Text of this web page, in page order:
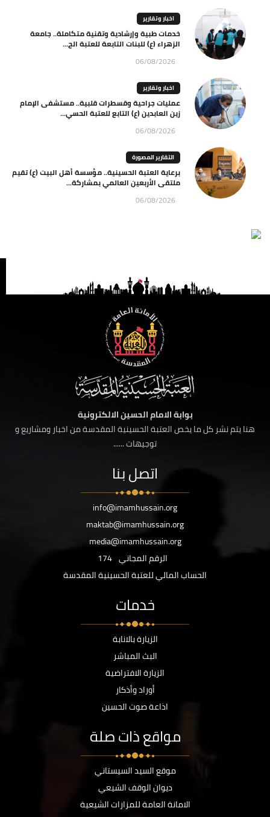
اخبار وتقارير
خدمات طبية وإرشادية وتقنية متكاملة.. جامعة
الزهراء (ع) للبنات التابعة للعتبة الح...
06/08/2026
اخبار وتقارير
عمليات جراحية وقسطرات قلبية.. مستشفى الإمام
زين العابدين (ع) التابع للعتبة الحسي...
06/08/2026
التقارير المصورة
برعاية العتبة الحسينية.. مؤسسة أهل البيت (ع) تقيم
ملتقى الأربعين العالمي بمشاركة...
06/08/2026
بوابة الامام الحسين الالكترونية
هنا يتم نشر كل ما يخص العتبة الحسينية المقدسة من اخبار ومشاريع و
توجيهات ......
اتصل بنا
info@imamhussain.org
maktab@imamhussain.org
media@imamhussain.org
الرقم المجاني 174
الحساب المالي للعتبة الحسينية المقدسة
خدمات
الزيارة بالانابة
البث المباشر
الزيارة الافتراضية
أوراد وأذكار
اذاعة صوت الحسين
مواقع ذات صلة
موقع السيد السيستاني
ديوان الوقف الشيعي
الامانة العامة للمزارات الشيعية